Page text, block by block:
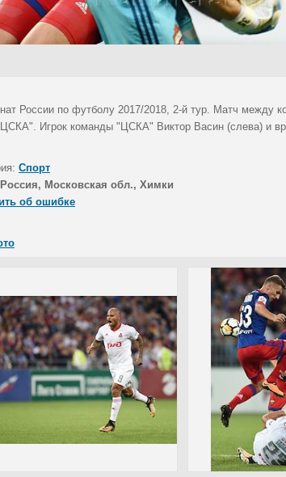
России по футболу 2017/2018, 2-й тур. Матч между
Игрок команды "ЦСКА" Виктор Васин (слева) и
Спорт
Россия, Московская обл., Химки
об ошибке